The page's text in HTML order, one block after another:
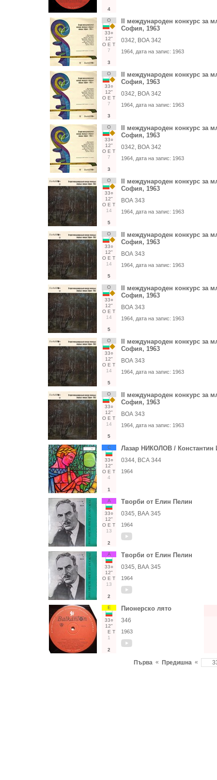
4
О
33○
12"
О Е Т
7
3
II международен конкурс за
София, 1963
0342, ВОА 342
1964 , дата на запис: 1963
О
33○
12"
О Е Т
7
3
II международен конкурс за
София, 1963
0342, ВОА 342
1964 , дата на запис: 1963
О
33○
12"
О Е Т
7
3
II международен конкурс за
София, 1963
0342, ВОА 342
1964 , дата на запис: 1963
О
33○
12"
О Е Т
14
5
II международен конкурс за
София, 1963
ВОА 343
1964 , дата на запис: 1963
О
33○
12"
О Е Т
14
5
II международен конкурс за
София, 1963
ВОА 343
1964 , дата на запис: 1963
О
33○
12"
О Е Т
14
5
II международен конкурс за
София, 1963
ВОА 343
1964 , дата на запис: 1963
О
33○
12"
О Е Т
14
5
II международен конкурс за
София, 1963
ВОА 343
1964 , дата на запис: 1963
О
33○
12"
О Е Т
14
5
II международен конкурс за
София, 1963
ВОА 343
1964 , дата на запис: 1963
С
33○
12"
О Е Т
4
1
Лазар НИКОЛОВ /
0344, ВСА 344
1964
А
33○
12"
О Е Т
13
2
Творби от Елин Пелин
0345, ВАА 345
1964
А
33○
12"
О Е Т
13
2
Творби от Елин Пелин
0345, ВАА 345
1964
Е
33○
12"
Е Т
1
2
Пионерско лято
346
1963
Първа « Предишна «